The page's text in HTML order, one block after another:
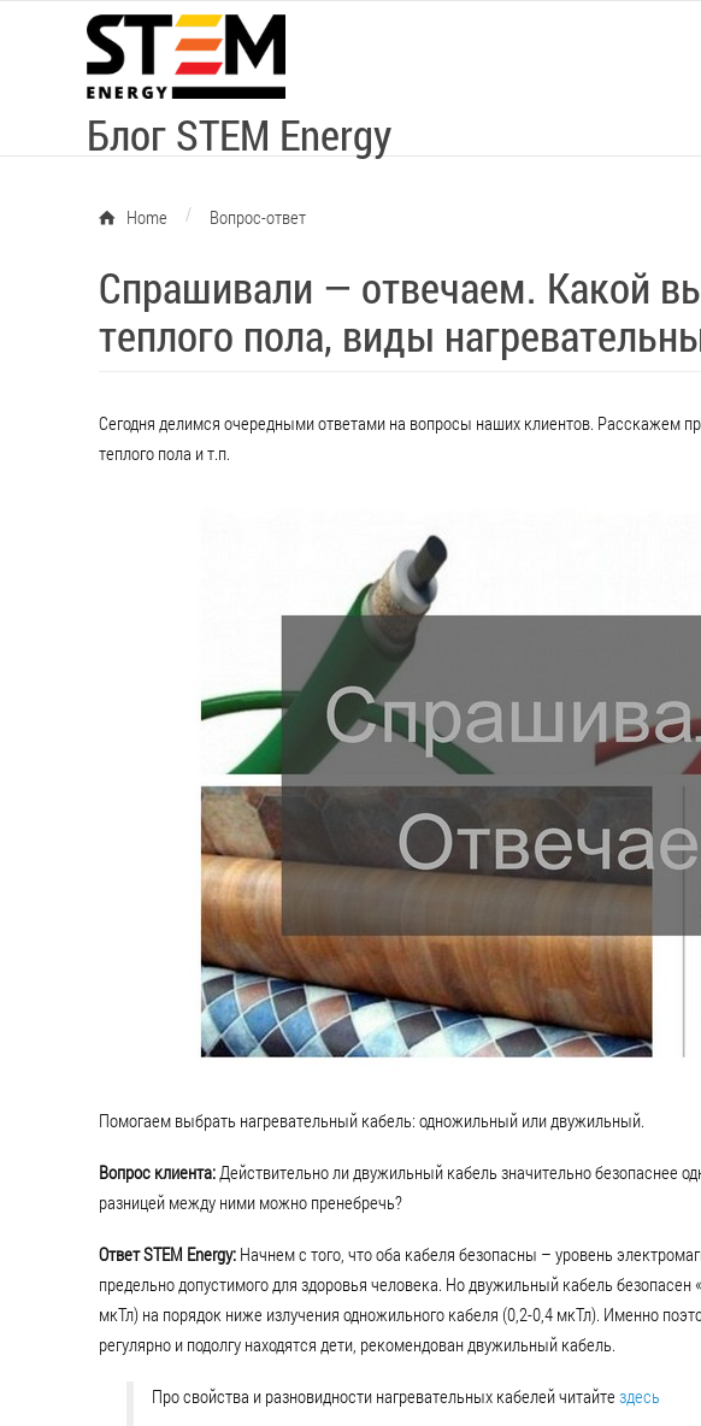
Блог STEM Energy
Home / Вопрос-ответ
Спрашивали — отвечаем. Какой
теплого пола, виды
Сегодня делимся очередными ответами на вопросы наших клиентов. Расскажем
теплого пола и т.п.
Помогаем выбрать нагревательный кабель: одножильный или двужильный.
Вопрос клиента: Действительно ли двужильный кабель значительно безопаснее
разницей между ними можно пренебречь?
Ответ STEM Energy: Начнем с того, что оба кабеля безопасны – уровень
предельно допустимого для здоровья человека. Но двужильный кабель безопасен
мкТл) на порядок ниже излучения одножильного кабеля (0,2-0,4 мкТл). Именно
регулярно и подолгу находятся дети, рекомендован двужильный кабель.
Про свойства и разновидности нагревательных кабелей читайте здесь